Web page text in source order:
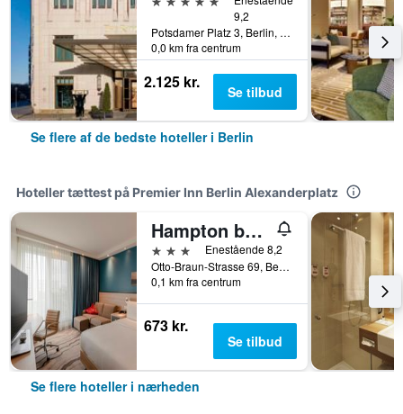
9,2
Potsdamer Platz 3, Berlin, Tyskland
0,0 km fra centrum
2.125 kr. Se tilbud
Se flere af de bedste hoteller i Berlin
Hoteller tættest på Premier Inn Berlin Alexanderplatz
Hampton by Hilton Berlin City Centre Alexanderplatz
3 stjernerEnestående 8,2
Otto-Braun-Strasse 69, Berlin, Tyskland
0,1 km fra centrum
673 kr.
Se tilbud
Se flere hoteller i nærheden